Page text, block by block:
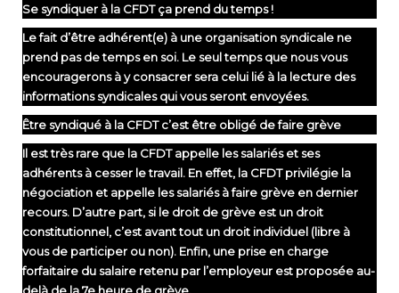
Se syndiquer à la CFDT ça prend du temps !
Le fait d’être adhérent(e) à une organisation syndicale ne
prend pas de temps en soi. Le seul temps que nous vous
encouragerons à y consacrer sera celui lié à la lecture des
informations syndicales qui vous seront envoyées.
Être syndiqué à la CFDT c’est être obligé de faire grève
Il est très rare que la CFDT appelle les salariés et ses
adhérents à cesser le travail. En effet, la CFDT privilégie la
négociation et appelle les salariés à faire grève en dernier
recours. D’autre part, si le droit de grève est un droit
constitutionnel, c’est avant tout un droit individuel (libre à
vous de participer ou non). Enfin, une prise en charge
forfaitaire du salaire retenu par l’employeur est proposée au-
delà de la 7e heure de grève.